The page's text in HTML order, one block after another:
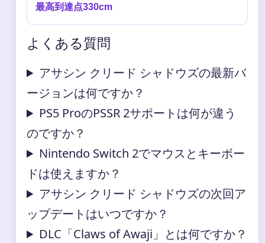
最高到達点330cm
よくある質問
アサシン クリード シャドウズの最新バ
ージョンは何ですか？
PS5 ProのPSSR 2サポートは何が違う
のですか？
Nintendo Switch 2でマウスとキーボー
ドは使えますか？
アサシン クリード シャドウズの次回ア
ップデートはいつですか？
DLC「Claws of Awaji」とは何ですか？